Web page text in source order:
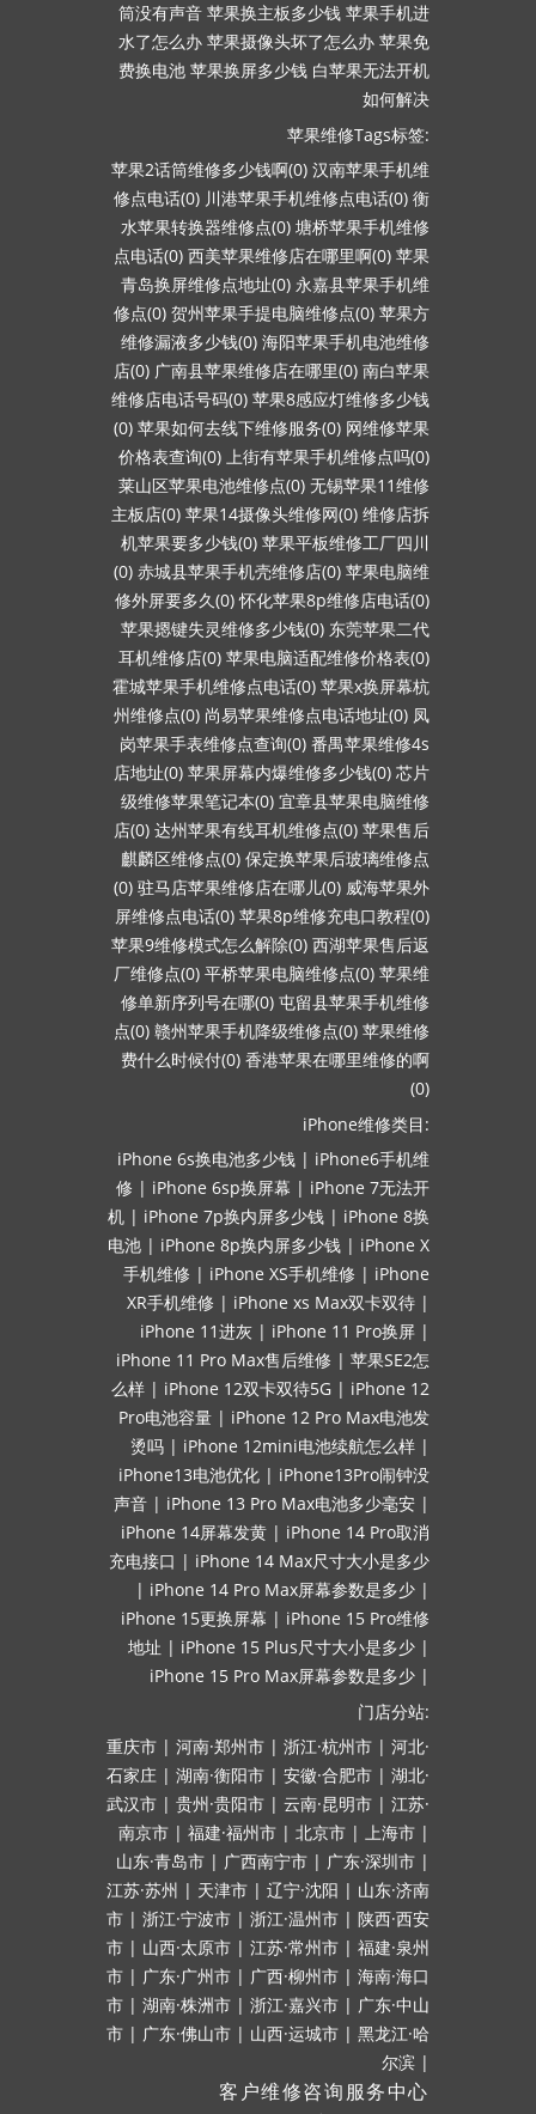
筒没有声音 苹果换主板多少钱 苹果手机进
水了怎么办 苹果摄像头坏了怎么办 苹果免
费换电池 苹果换屏多少钱 白苹果无法开机
如何解决
苹果维修Tags标签:
苹果2话筒维修多少钱啊(0) 汉南苹果手机维
修点电话(0) 川港苹果手机维修点电话(0) 衡
水苹果转换器维修点(0) 塘桥苹果手机维修
点电话(0) 西美苹果维修店在哪里啊(0) 苹果
青岛换屏维修点地址(0) 永嘉县苹果手机维
修点(0) 贺州苹果手提电脑维修点(0) 苹果方
维修漏液多少钱(0) 海阳苹果手机电池维修
店(0) 广南县苹果维修店在哪里(0) 南白苹果
维修店电话号码(0) 苹果8感应灯维修多少钱
(0) 苹果如何去线下维修服务(0) 网维修苹果
价格表查询(0) 上街有苹果手机维修点吗(0)
莱山区苹果电池维修点(0) 无锡苹果11维修
主板店(0) 苹果14摄像头维修网(0) 维修店拆
机苹果要多少钱(0) 苹果平板维修工厂四川
(0) 赤城县苹果手机壳维修店(0) 苹果电脑维
修外屏要多久(0) 怀化苹果8p维修店电话(0)
苹果摁键失灵维修多少钱(0) 东莞苹果二代
耳机维修店(0) 苹果电脑适配维修价格表(0)
霍城苹果手机维修点电话(0) 苹果x换屏幕杭
州维修点(0) 尚易苹果维修点电话地址(0) 凤
岗苹果手表维修点查询(0) 番禺苹果维修4s
店地址(0) 苹果屏幕内爆维修多少钱(0) 芯片
级维修苹果笔记本(0) 宜章县苹果电脑维修
店(0) 达州苹果有线耳机维修点(0) 苹果售后
麒麟区维修点(0) 保定换苹果后玻璃维修点
(0) 驻马店苹果维修店在哪儿(0) 威海苹果外
屏维修点电话(0) 苹果8p维修充电口教程(0)
苹果9维修模式怎么解除(0) 西湖苹果售后返
厂维修点(0) 平桥苹果电脑维修点(0) 苹果维
修单新序列号在哪(0) 屯留县苹果手机维修
点(0) 赣州苹果手机降级维修点(0) 苹果维修
费什么时候付(0) 香港苹果在哪里维修的啊
(0)
iPhone维修类目:
iPhone 6s换电池多少钱 | iPhone6手机维
修 | iPhone 6sp换屏幕 | iPhone 7无法开
机 | iPhone 7p换内屏多少钱 | iPhone 8换
电池 | iPhone 8p换内屏多少钱 | iPhone X
手机维修 | iPhone XS手机维修 | iPhone
XR手机维修 | iPhone xs Max双卡双待 |
iPhone 11进灰 | iPhone 11 Pro换屏 |
iPhone 11 Pro Max售后维修 | 苹果SE2怎
么样 | iPhone 12双卡双待5G | iPhone 12
Pro电池容量 | iPhone 12 Pro Max电池发
烫吗 | iPhone 12mini电池续航怎么样 |
iPhone13电池优化 | iPhone13Pro闹钟没
声音 | iPhone 13 Pro Max电池多少毫安 |
iPhone 14屏幕发黄 | iPhone 14 Pro取消
充电接口 | iPhone 14 Max尺寸大小是多少
| iPhone 14 Pro Max屏幕参数是多少 |
iPhone 15更换屏幕 | iPhone 15 Pro维修
地址 | iPhone 15 Plus尺寸大小是多少 |
iPhone 15 Pro Max屏幕参数是多少 |
门店分站:
重庆市 | 河南·郑州市 | 浙江·杭州市 | 河北·
石家庄 | 湖南·衡阳市 | 安徽·合肥市 | 湖北·
武汉市 | 贵州·贵阳市 | 云南·昆明市 | 江苏·
南京市 | 福建·福州市 | 北京市 | 上海市 |
山东·青岛市 | 广西南宁市 | 广东·深圳市 |
江苏·苏州 | 天津市 | 辽宁·沈阳 | 山东·济南
市 | 浙江·宁波市 | 浙江·温州市 | 陕西·西安
市 | 山西·太原市 | 江苏·常州市 | 福建·泉州
市 | 广东·广州市 | 广西·柳州市 | 海南·海口
市 | 湖南·株洲市 | 浙江·嘉兴市 | 广东·中山
市 | 广东·佛山市 | 山西·运城市 | 黑龙江·哈
尔滨 |
客户维修咨询服务中心